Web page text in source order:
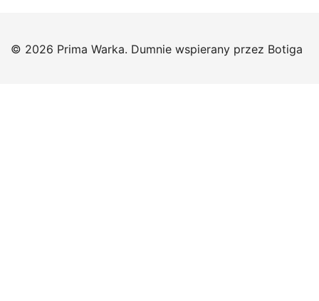
© 2026 Prima Warka. Dumnie wspierany przez Botiga